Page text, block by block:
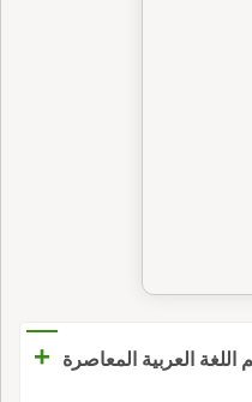
اللغة العربية المعاصرة +